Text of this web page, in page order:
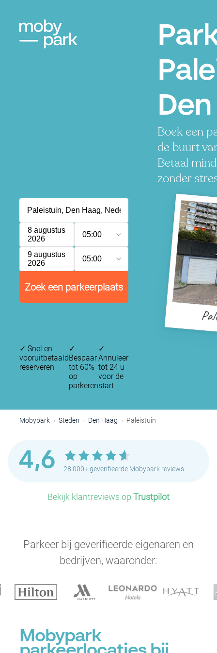
Boek een
de buurt
Betaal
zonder
8 augustus
2026
05:00
9 augustus
2026
05:00
Zoek een parkeerplaats
✓ Snel en
vooruitbetaald
reserveren
✓
Bespaar
tot 60%
op
parkeren
✓
Annuleer
tot 24 u
voor de
start
Mobypark Steden Den Haag Paleistuin
4,6 28.000+ geverifieerde Mobypark reviews
Bekijk klantreviews op Trustpilot
Parkeer bij geverifieerde eigenaren en
bedrijven, waaronder:
Mobypark